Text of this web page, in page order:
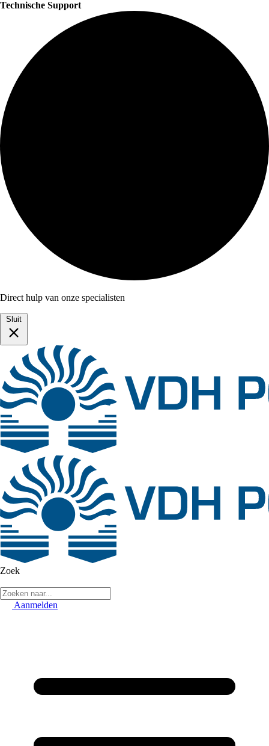
Technische Support
Direct hulp van onze specialisten
Sluit
Zoek
Aanmelden